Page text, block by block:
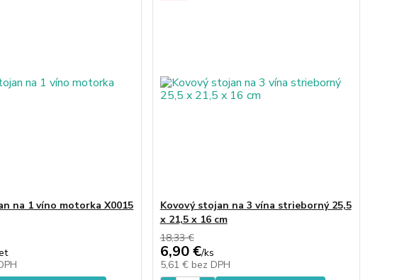
na 1 víno motorka X0015
Kovový stojan na 3 vína strieborný 25,5
x 21,5 x 16 cm
18,33 €
6,90 €/ks
5,61 € bez DPH